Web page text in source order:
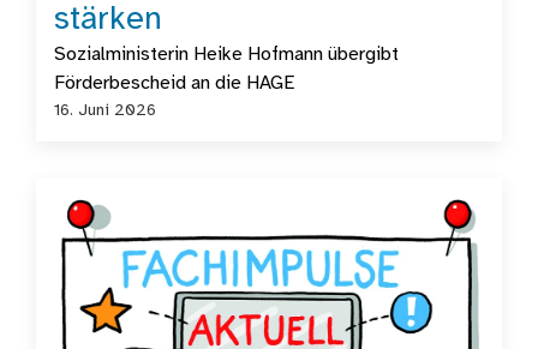
stärken
Sozialministerin Heike Hofmann übergibt
Förderbescheid an die HAGE
16. Juni 2026